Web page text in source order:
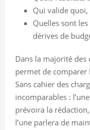
Qui valide
Quelles sont
dérives de
Dans la majorité des
permet de comparer
Sans cahier des
incomparables :
prévoira la
l’une parlera de